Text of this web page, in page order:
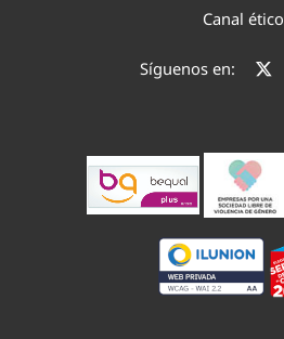
Canal ético
Síguenos en: